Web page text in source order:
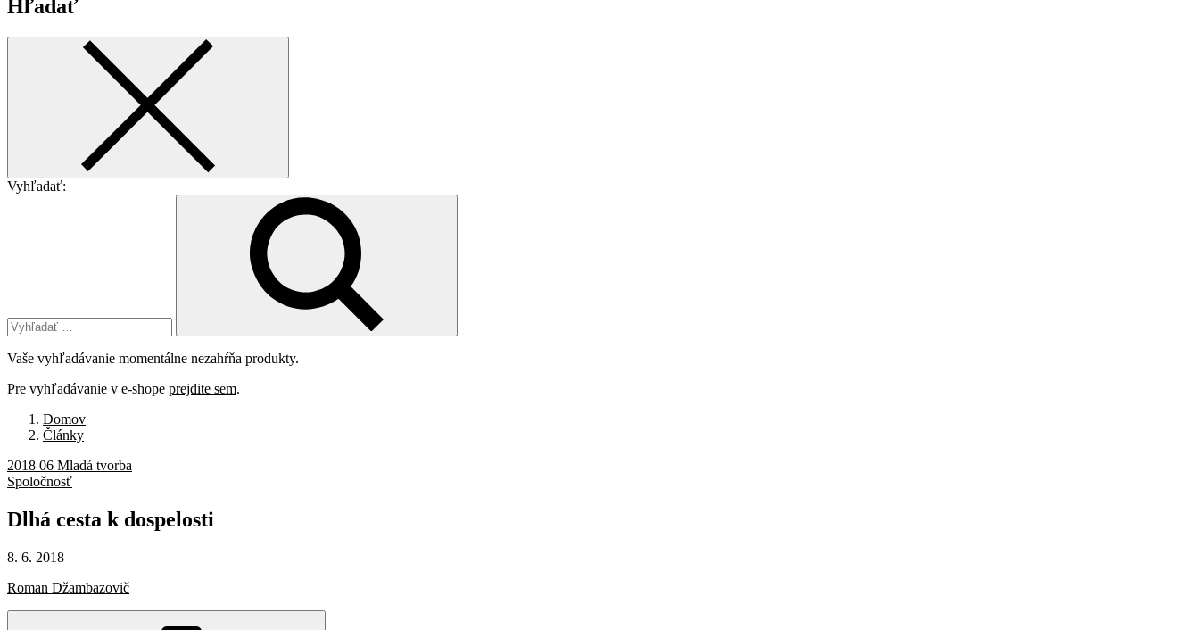
Hľadať
Vyhľadať:
Vaše vyhľadávanie momentálne nezahŕňa produkty.
Pre vyhľadávanie v e-shope prejdite sem.
Domov
Články
2018 06 Mladá tvorba
Spoločnosť
Dlhá cesta k dospelosti
8. 6. 2018
Roman Džambazovič